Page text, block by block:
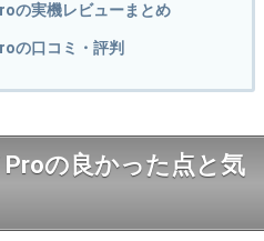
の実機レビューまとめ
の口コミ・評判
の良かった点と気